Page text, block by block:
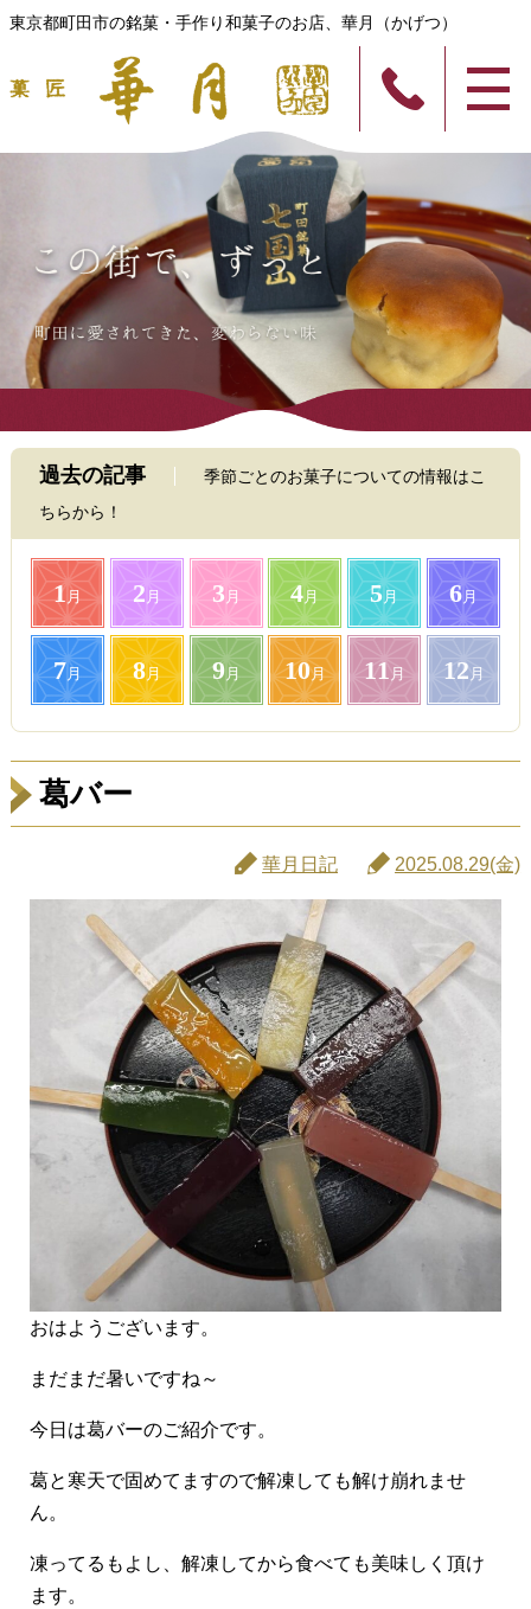
東京都町田市の銘菓・手作り和菓子のお店、華月（かげつ）
過去の記事
季節ごとのお菓子についての情報はこ
ちらから！
1月 2 月 3 月 4月 5月 6月
7月 8月 9月 10月 11 月 12 月
葛バー
華月日記 2025.08.29(金)
おはようございます。
まだまだ暑いですね～
今日は葛バーのご紹介です。
葛と寒天で固めてますので解凍しても解け崩れませ
ん。
凍ってるもよし、解凍してから食べても美味しく頂け
ます。